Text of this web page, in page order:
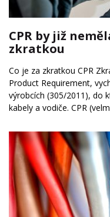
CPR by již
zkratkou
Co je za zkratkou CPR
Product Requirement,
výrobcích (305/2011), do
kabely a vodiče. CPR